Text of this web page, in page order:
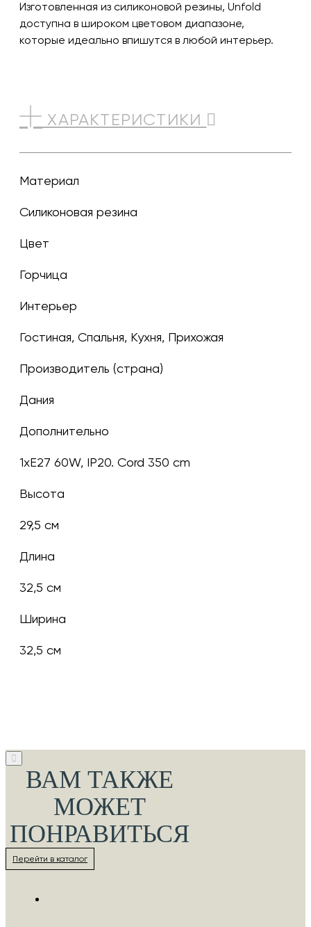
Изготовленная из силиконовой резины, Unfold
доступна в широком цветовом диапазоне,
которые идеально впишутся в любой интерьер.
ХАРАКТЕРИСТИКИ
Материал
Силиконовая резина
Цвет
горчица
Интерьер
Гостиная, Спальня, Кухня, Прихожая
Производитель (страна)
Дания
Дополнительно
1xE27 60W, IP20. Cord 350 cm
Высота
29,5 см
Длина
32,5 см
Ширина
32,5 см
ВАМ ТАКЖЕ
МОЖЕТ
ПОНРАВИТЬСЯ
Перейти в каталог